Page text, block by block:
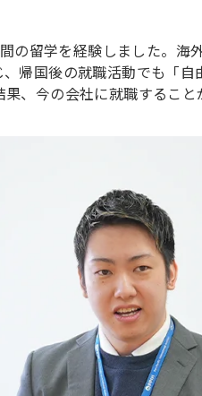
の留学を経験しました。海
帰国後の就職活動でも「自
、今の会社に就職すること